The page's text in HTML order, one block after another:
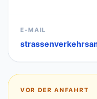
E-MAIL
VOR DER ANFAHRT